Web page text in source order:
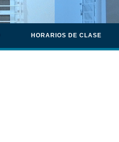
HORARIOS DE CLASE